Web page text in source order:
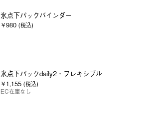
氷点下パックバインダー
￥980 (税込)
氷点下パックdaily2・フレキシブル
￥1,155 (税込)
EC在庫なし